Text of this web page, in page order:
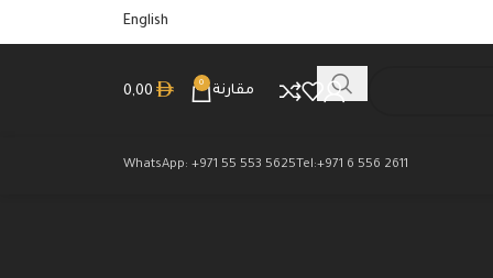
English
مقارنة
0
0,00
Tel:+971 6 556 2611
WhatsApp: +971 55 553 5625